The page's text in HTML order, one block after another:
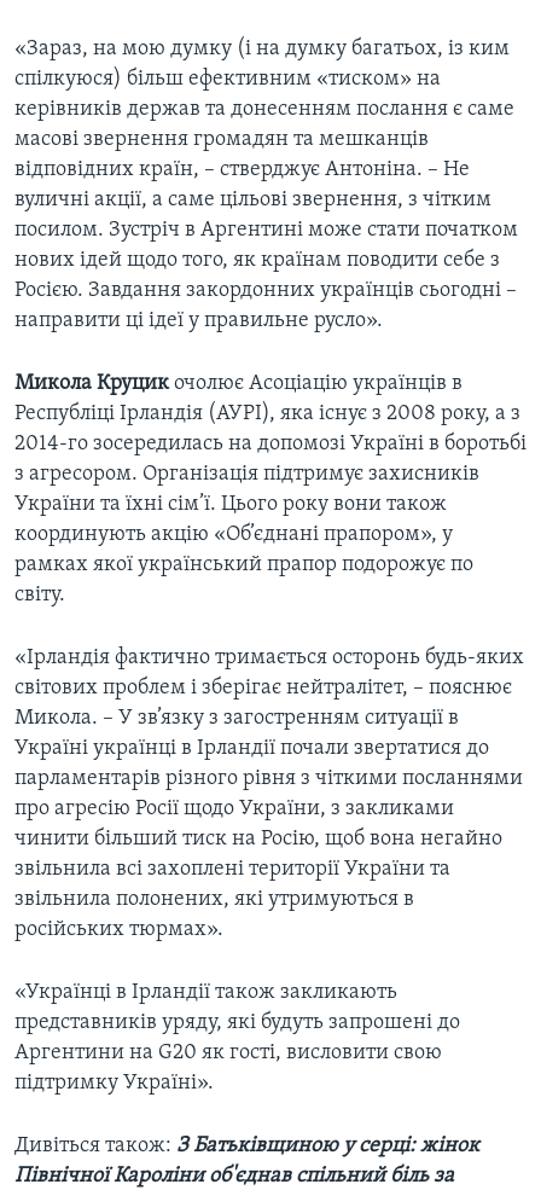
«Зараз, на мою думку (і на думку багатьох, із ким
спілкуюся) більш ефективним «тиском» на
керівників держав та донесенням послання є саме
масові звернення громадян та мешканців
відповідних країн, – стверджує Антоніна. – Не
вуличні акції, а саме цільові звернення, з чітким
посилом. Зустріч в Аргентині може стати початком
нових ідей щодо того, як країнам поводити себе з
Росією. Завдання закордонних українців сьогодні –
направити ці ідеї у правильне русло».
Микола Круцикочолює Асоціацію українців в
Республіці Ірландія (АУРІ), яка існує з 2008 року, а з
2014-го зосередилась на допомозі Україні в боротьбі
з агресором. Організація підтримує захисників
України та їхні сім’ї. Цього року вони також
координують акцію «Об’єднані прапором», у
рамках якої український прапор подорожує по
світу.
«Ірландія фактично тримається осторонь будь-яких
світових проблем і зберігає нейтралітет, – пояснює
Микола. – У зв’язку з загостренням ситуації в
Україні українці в Ірландії почали звертатися до
парламентарів різного рівня з чіткими посланнями
про агресію Росії щодо України, з закликами
чинити більший тиск на Росію, щоб вона негайно
звільнила всі захоплені території України та
звільнила полонених, які утримуються в
російських тюрмах».
«Українці в Ірландії також закликають
представників уряду, які будуть запрошені до
Аргентини на G20 як гості, висловити свою
підтримку Україні».
Дивіться також: З Батьківщиною у серці: жінок
Північної Кароліни об'єднав спільний біль за